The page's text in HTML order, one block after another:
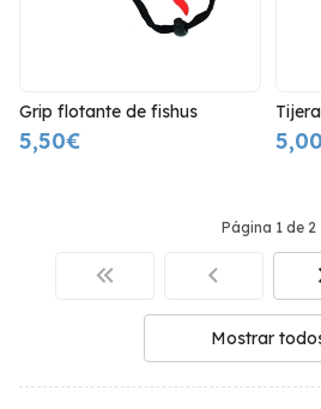
Grip flotante de fishus
5,50€
Página 1 de 2
Mostrar